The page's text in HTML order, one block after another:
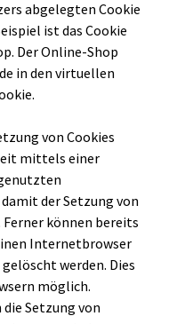
abgelegten Cookie
ist das Cookie
Der Online-Shop
in den virtuellen
von Cookies
mittels einer
der Setzung von
können bereits
Internetbrowser
werden. Dies
möglich.
Setzung von